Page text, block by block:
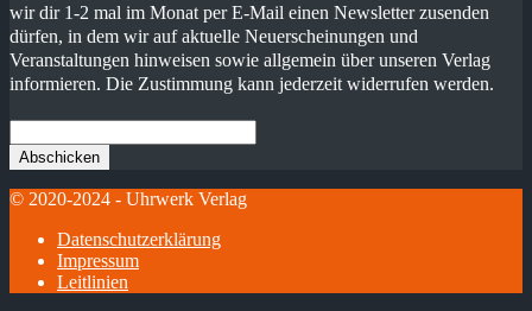
wir dir 1-2 mal im Monat per E-Mail einen Newsletter zusenden
dürfen, in dem wir auf aktuelle Neuerscheinungen und
Veranstaltungen hinweisen sowie allgemein über unseren Verlag
informieren. Die Zustimmung kann jederzeit widerrufen werden.
© 2020-2024 - Uhrwerk Verlag
Datenschutzerklärung
Impressum
Leitlinien